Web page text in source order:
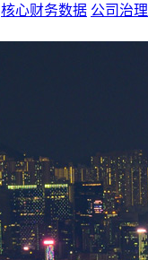
核心财务数据 公司治理